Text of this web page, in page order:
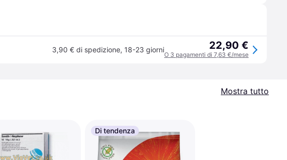
3,90 € di spedizione, 18-23 giorni 22,90 €
O 3 pagamenti di 7,63 €/mese
Mostra tutto
Di tendenza